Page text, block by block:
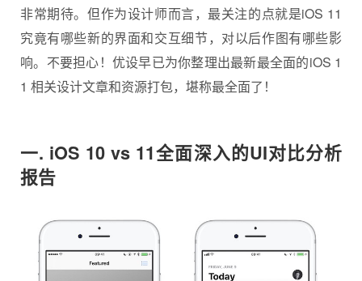
非常期待。但作为设计师而言，最关注的点就是iOS 11
究竟有哪些新的界面和交互细节，对以后作图有哪些影
响。不要担心！优设早已为你整理出最新最全面的iOS 1
1 相关设计文章和资源打包，堪称最全面了！
一. iOS 10 vs 11全面深入的UI对比分析
报告